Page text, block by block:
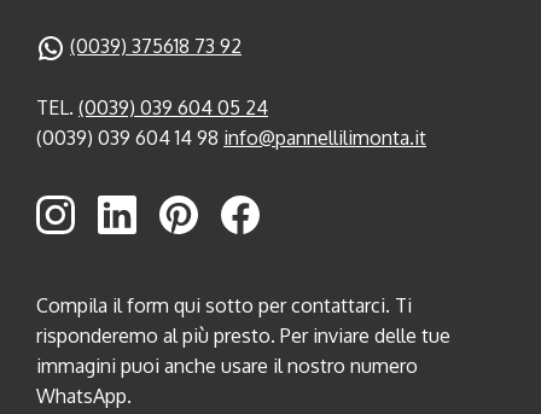
(0039) 375618 73 92
TEL. (0039) 039 604 05 24
(0039) 039 604 14 98 info@pannellilimonta.it
Compila il form qui sotto per contattarci. Ti
risponderemo al più presto. Per inviare delle tue
immagini puoi anche usare il nostro numero
WhatsApp.